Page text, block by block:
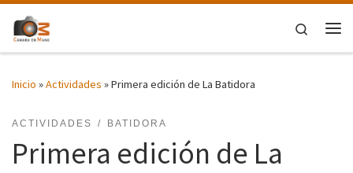
Saltar al contenido
Search
Inicio »Actividades »Primera edición de La Batidora
ACTIVIDADES BATIDORA
Primera edición de La